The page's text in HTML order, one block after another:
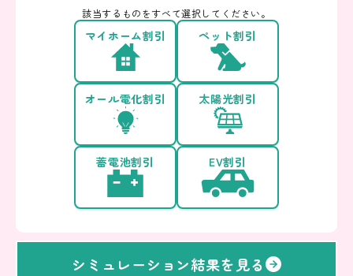
該当するものをすべて選択してください。
マイホーム割引 ペット割引
オール電化割引 太陽光割引
蓄電池割引 EV割引
シミュレーション結果を見る